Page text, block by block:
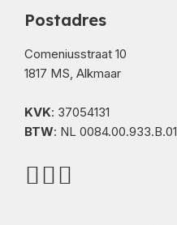
Postadres
Comeniusstraat 10
1817 MS, Alkmaar
KVK: 37054131
BTW: NL 0084.00.933.B.01